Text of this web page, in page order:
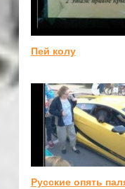
Пей колу
Русские опять